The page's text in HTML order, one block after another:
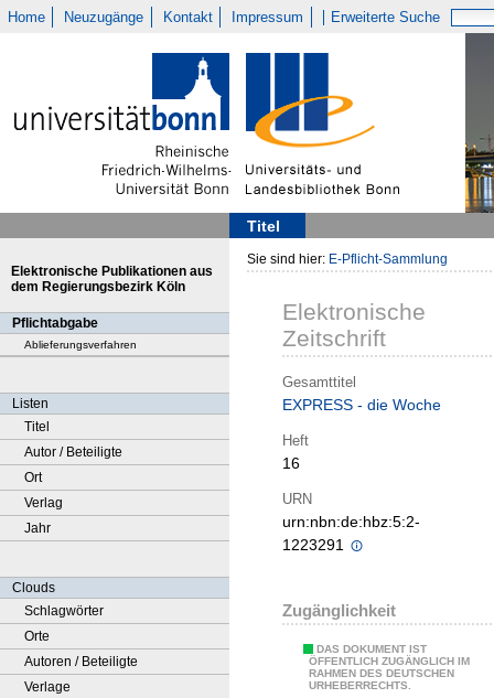
Home Neuzugänge Kontakt Impressum Erweiterte Suche
Titel
Elektronische Publikationen aus
dem Regierungsbezirk Köln
Pflichtabgabe
Ablieferungsverfahren
Listen
Titel
Autor / Beteiligte
Ort
Verlag
Jahr
Clouds
Schlagwörter
Orte
Autoren / Beteiligte
Verlage
Sie sind hier: E-Pflicht-Sammlung
Elektronische
Zeitschrift
Gesamttitel
EXPRESS - die Woche
Heft
16
URN
urn:nbn:de:hbz:5:2-
1223291
Zugänglichkeit
DAS DOKUMENT IST
ÖFFENTLICH ZUGÄNGLICH IM
RAHMEN DES DEUTSCHEN
URHEBERRECHTS.